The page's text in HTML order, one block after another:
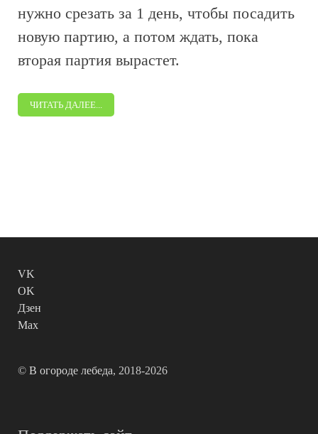
нужно срезать за 1 день, чтобы посадить
новую партию, а потом ждать, пока
вторая партия вырастет.
ЧИТАТЬ ДАЛЕЕ...
VK
OK
Дзен
Max
© В огороде лебеда, 2018-2026